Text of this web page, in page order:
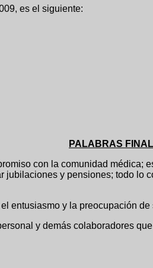
es el siguiente:
PALABRAS
la comunidad médica; esto
y pensiones; todo
entusiasmo y la preocupación de
y demás colaboradores